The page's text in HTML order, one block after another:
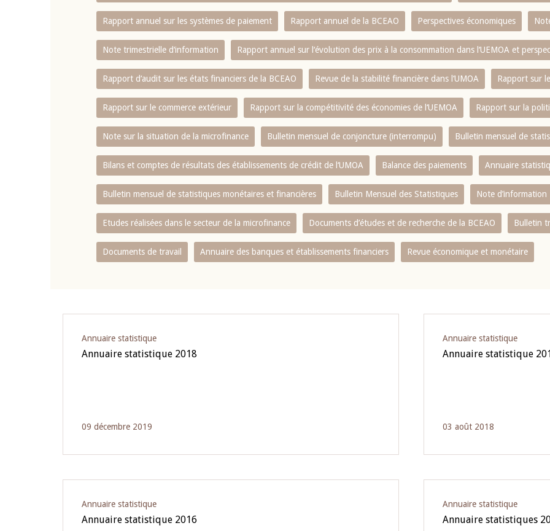
Rapport annuel sur les systèmes de paiement Rapport annuel de la BCEAO Perspectives économiques
Note trimestrielle d‘information Rapport annuel sur l‘évolution des prix à la consommation dans l‘UEMOA et
Rapport d‘audit sur les états financiers de la BCEAO Revue de la stabilité financière dans l‘UMOA Rapport sur
Rapport sur le commerce extérieur Rapport sur la compétitivité des économies de l‘UEMOA Rapport sur la
Note sur la situation de la microfinance Bulletin mensuel de conjoncture (interrompu) Bulletin mensuel de
Bilans et comptes de résultats des établissements de crédit de l‘UMOA Balance des paiements Annuaire
Bulletin mensuel de statistiques monétaires et financières Bulletin Mensuel des Statistiques Note d’information
Etudes réalisées dans le secteur de la microfinance Documents d’études et de recherche de la BCEAO Bulletin
Documents de travail Annuaire des banques et établissements financiers Revue économique et monétaire
Annuaire statistique
Annuaire statistique 2018
09 décembre 2019
Annuaire statistique
Annuaire statistique
03 août 2018
Annuaire statistique
Annuaire statistique 2016
Annuaire statistique
Annuaire statistiques